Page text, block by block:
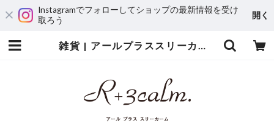
Instagramでフォローしてショップの最新情報を受け
取ろう
開く
雑貨 | アールプラススリーカーム